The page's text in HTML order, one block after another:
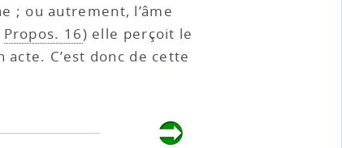
; ou autrement, l’âme
Propos. 16) elle perçoit le
C’est donc de cette